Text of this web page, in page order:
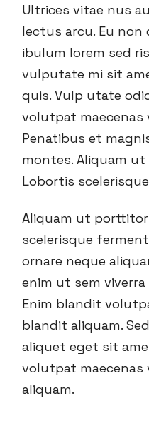
Ultrices vitae nus
lectus arcu. Eu
ibulum lorem sed
vulputate mi sit
quis. Vulp utate
volutpat
Penatibus et
montes. Aliquam
Lobortis
Aliquam ut porttitor
scelerisque
ornare neque
enim ut sem
Enim blandit
blandit aliquam.
aliquet eget sit
volutpat
aliquam.